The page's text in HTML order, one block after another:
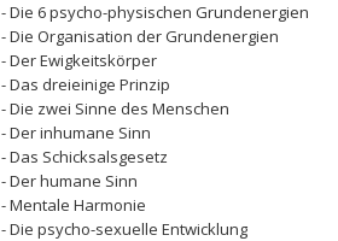
- Die 6 psycho-physischen Grundenergien
- Die Organisation der Grundenergien
- Der Ewigkeitskörper
- Das dreieinige Prinzip
- Die zwei Sinne des Menschen
- Der inhumane Sinn
- Das Schicksalsgesetz
- Der humane Sinn
- Mentale Harmonie
- Die psycho-sexuelle Entwicklung